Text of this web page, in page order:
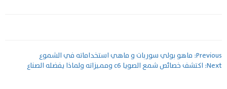
تصفّح
المقالات
Previous: ماهو بولي سوربات و ماهي استخداماته في الشموع
Next: اكتشف خصائص شمع الصويا c6 ومميزاته ولماذا يفضله الصناع